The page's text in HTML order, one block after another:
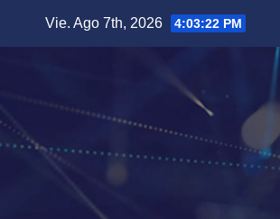
Vie. Ago 7th, 2026 4:03:23 PM